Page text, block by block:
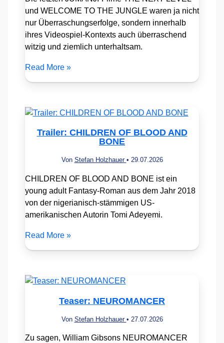
und WELCOME TO THE JUNGLE waren ja nicht
nur Überraschungserfolge, sondern innerhalb
ihres Videospiel-Kontexts auch überraschend
witzig und ziemlich unterhaltsam.
Read More »
Trailer: CHILDREN OF BLOOD AND
BONE
Von Stefan Holzhauer • 29.07.2026
CHILDREN OF BLOOD AND BONE ist ein
young adult Fantasy-Roman aus dem Jahr 2018
von der nigerianisch-stämmigen US-
amerikanischen Autorin Tomi Adeyemi.
Read More »
Teaser: NEUROMANCER
Von Stefan Holzhauer • 27.07.2026
Zu sagen, William Gibsons NEUROMANCER